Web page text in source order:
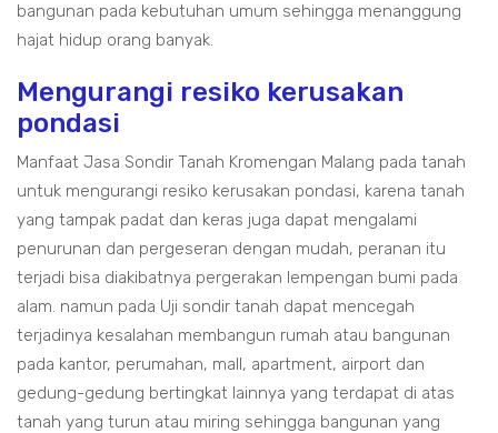
bangunan pada kebutuhan umum sehingga menanggung
hajat hidup orang banyak.
Mengurangi resiko kerusakan
pondasi
Manfaat Jasa Sondir Tanah Kromengan Malang pada tanah
untuk mengurangi resiko kerusakan pondasi, karena tanah
yang tampak padat dan keras juga dapat mengalami
penurunan dan pergeseran dengan mudah, peranan itu
terjadi bisa diakibatnya pergerakan lempengan bumi pada
alam. namun pada Uji sondir tanah dapat mencegah
terjadinya kesalahan membangun rumah atau bangunan
pada kantor, perumahan, mall, apartment, airport dan
gedung-gedung bertingkat lainnya yang terdapat di atas
tanah yang turun atau miring sehingga bangunan yang